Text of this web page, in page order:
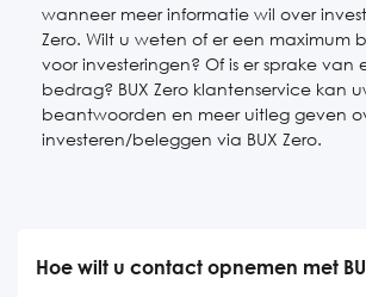
wanneer meer informatie wil over
Zero. Wilt u weten of er een maximum
voor investeringen? Of is er sprake van
bedrag? BUX Zero klantenservice kan
beantwoorden en meer uitleg geven
investeren/beleggen via BUX Zero.
Hoe wilt u contact opnemen met